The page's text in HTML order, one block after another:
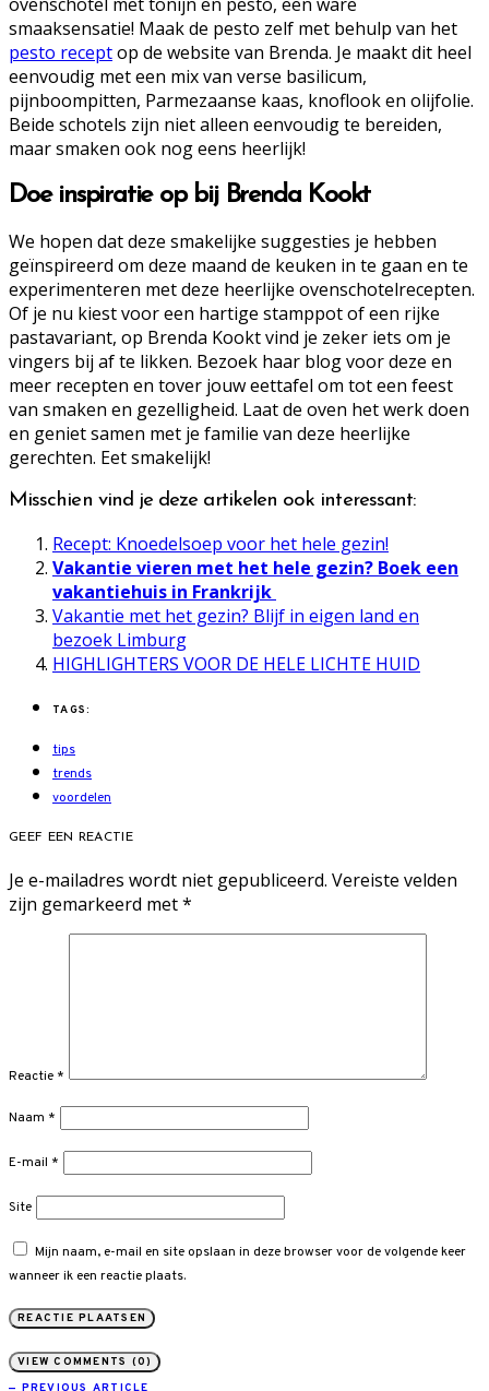
smaaksensatie! Maak de pesto zelf met behulp van het
pesto receptop de website van Brenda. Je maakt dit heel
eenvoudig met een mix van verse basilicum,
pijnboompitten, Parmezaanse kaas, knoflook en olijfolie.
Beide schotels zijn niet alleen eenvoudig te bereiden,
maar smaken ook nog eens heerlijk!
Doe inspiratie op bij Brenda Kookt
We hopen dat deze smakelijke suggesties je hebben
geïnspireerd om deze maand de keuken in te gaan en te
experimenteren met deze heerlijke ovenschotelrecepten.
Of je nu kiest voor een hartige stamppot of een rijke
pastavariant, op Brenda Kookt vind je zeker iets om je
vingers bij af te likken. Bezoek haar blog voor deze en
meer recepten en tover jouw eettafel om tot een feest
van smaken en gezelligheid. Laat de oven het werk doen
en geniet samen met je familie van deze heerlijke
gerechten. Eet smakelijk!
Misschien vind je deze artikelen ook interessant:
Recept: Knoedelsoep voor het hele gezin!
Vakantie vieren met het hele gezin? Boek een
vakantiehuis in Frankrijk
Vakantie met het gezin? Blijf in eigen land en
bezoek Limburg
HIGHLIGHTERS VOOR DE HELE LICHTE HUID
TAGS:
tips
trends
voordelen
GEEF EEN REACTIE
Je e-mailadres wordt niet gepubliceerd. Vereiste velden
zijn gemarkeerd met*
Reactie *
Naam *
E-mail *
Site
Mijn naam, e-mail en site opslaan in deze browser voor de volgende keer
wanneer ik een reactie plaats.
VIEW COMMENTS (0)